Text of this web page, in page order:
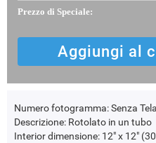
Prezzo di Speciale:
Numero fotogramma:Senza
Descrizione: Rotolato in un tubo
Interior dimensione: 12" x 12"